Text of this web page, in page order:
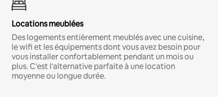
Locations meublées
Des logements entièrement meublés avec une cuisine,
le wifi et les équipements dont vous avez besoin pour
vous installer confortablement pendant un mois ou
plus. C'est l'alternative parfaite à une location
moyenne ou longue durée.